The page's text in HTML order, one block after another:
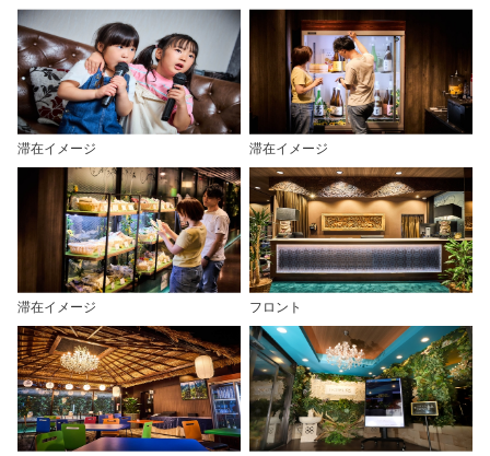
滞在イメージ 滞在イメージ
滞在イメージ フロント